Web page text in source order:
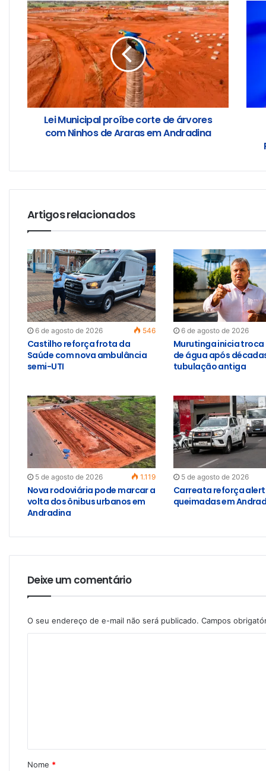
Lei Municipal proíbe corte de árvores
com Ninhos de Araras em Andradina
Artigos relacionados
6 de agosto de 2026 546
Castilho reforça frota da
Saúde com nova ambulância
semi-UTI
6 de agosto de 2026
Murutinga inicia troca
de água após
tubulação antiga
5 de agosto de 2026 1.119
Nova rodoviária pode marcar a
volta dos ônibus urbanos em
Andradina
5 de agosto de 2026
Carreata reforça
queimadas em
Deixe um comentário
O seu endereço de e-mail não será publicado. Campos
Nome *